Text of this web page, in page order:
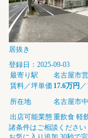
居抜き
登録日：2025-09-03
最寄り駅
名古屋市
賃料／坪単価 17.6万円
所在地
名古屋市
出店可能業態重飲食 軽
諸条件はご相談ください